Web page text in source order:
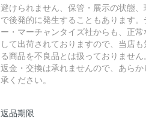
避けられません、保管・展示の状態
で後発的に発生することもあります。
ー・マーチャンタイズ社からも、正常
して出荷されておりますので、当店
る商品を不良品とは扱っておりません
返金・交換は承れませんので、あらか
承ください。
返品期限